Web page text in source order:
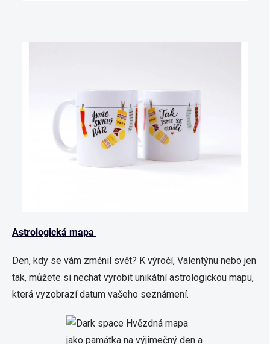
Astrologická mapa
Den, kdy se vám změnil svět? K výročí, Valentýnu nebo jen
tak, můžete si nechat vyrobit unikátní astrologickou mapu,
která vyzobrazí datum vašeho seznámení.